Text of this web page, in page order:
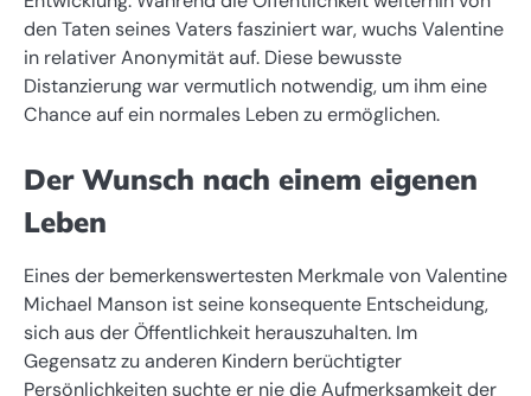
den Taten seines Vaters fasziniert war, wuchs Valentine
in relativer Anonymität auf. Diese bewusste
Distanzierung war vermutlich notwendig, um ihm eine
Chance auf ein normales Leben zu ermöglichen.
Der Wunsch nach einem eigenen
Leben
Eines der bemerkenswertesten Merkmale von Valentine
Michael Manson ist seine konsequente Entscheidung,
sich aus der Öffentlichkeit herauszuhalten. Im
Gegensatz zu anderen Kindern berüchtigter
Persönlichkeiten suchte er nie die Aufmerksamkeit der